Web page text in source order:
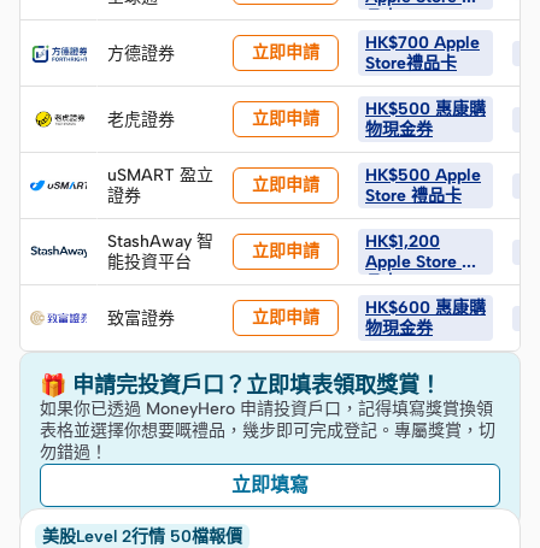
品卡 + HK$600
股票返現券 +
HK$900 股票返
現券 (*由華泰
發放)
方德證券 立即申請
HK$700 Apple
Store禮品卡
老虎證券 立即申請
HK$500 惠康購
物現金券
uSMART 盈立
證券
立即申請
HK$500 Apple
Store 禮品卡
StashAway 智
能投資平台
立即申請
HK$1,200
Apple Store 禮
品卡
致富證券 立即申請
HK$600 惠康購
物現金券
🎁 申請完投資戶口？立即填表領取獎賞！
如果你已透過 MoneyHero 申請投資戶口，記得填寫獎賞換領
表格並選擇你想要嘅禮品，幾步即可完成登記。專屬獎賞，切
勿錯過！
立即填寫
美股Level 2行情 50檔報價